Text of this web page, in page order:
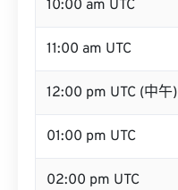
10:00 am UTC
11:00 am UTC
12:00 pm UTC (中午)
01:00 pm UTC
02:00 pm UTC